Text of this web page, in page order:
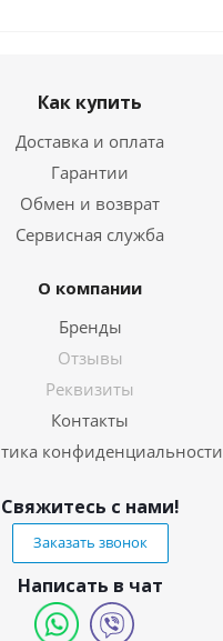
Как купить
Доставка и оплата
Гарантии
Обмен и возврат
Сервисная служба
О компании
Бренды
Отзывы
Реквизиты
Контакты
конфиденциальности
Свяжитесь с нами!
Заказать звонок
Написать в чат